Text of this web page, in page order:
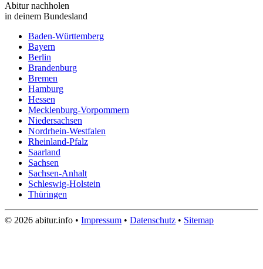
Abitur nachholen
in deinem Bundesland
Baden-Württemberg
Bayern
Berlin
Brandenburg
Bremen
Hamburg
Hessen
Mecklenburg-Vorpommern
Niedersachsen
Nordrhein-Westfalen
Rheinland-Pfalz
Saarland
Sachsen
Sachsen-Anhalt
Schleswig-Holstein
Thüringen
© 2026 abitur.info • Impressum • Datenschutz • Sitemap